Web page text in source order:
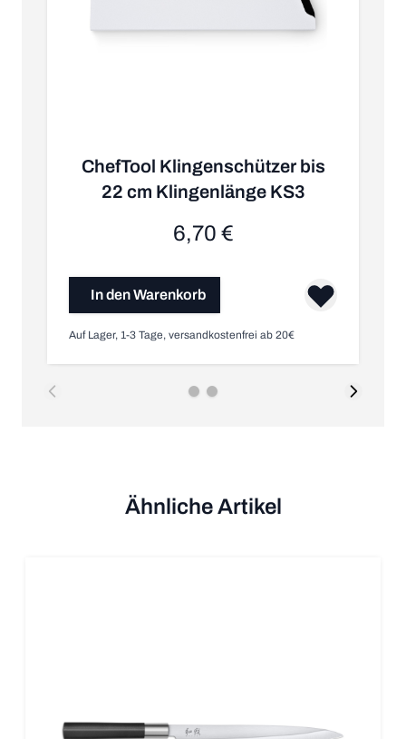
ChefTool Klingenschützer bis
22 cm Klingenlänge KS3
6,70 €
In den Warenkorb
Auf Lager, 1-3 Tage, versandkostenfrei ab 20€
Ähnliche Artikel